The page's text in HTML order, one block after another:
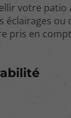
votre patio
éclairages ou
pris en